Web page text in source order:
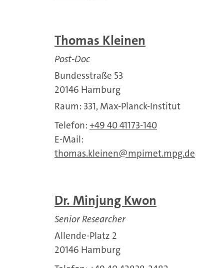
Thomas Kleinen
Post-Doc
Bundesstraße 53
20146 Hamburg
Raum: 331, Max-Planck-Institut
Telefon: +49 40 41173-140
E-Mail:
thomas.kleinen
mpimet.mpg.de
Dr. Minjung Kwon
Senior Researcher
Allende-Platz 2
20146 Hamburg